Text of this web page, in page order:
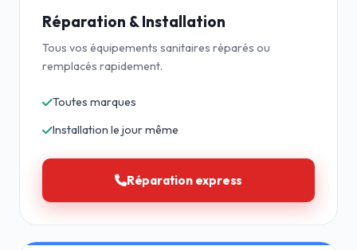
Réparation & Installation
Tous vos équipements sanitaires réparés ou
remplacés rapidement.
Toutes marques
Installation le jour même
Réparation express